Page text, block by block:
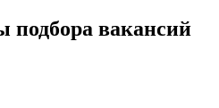
вакансий